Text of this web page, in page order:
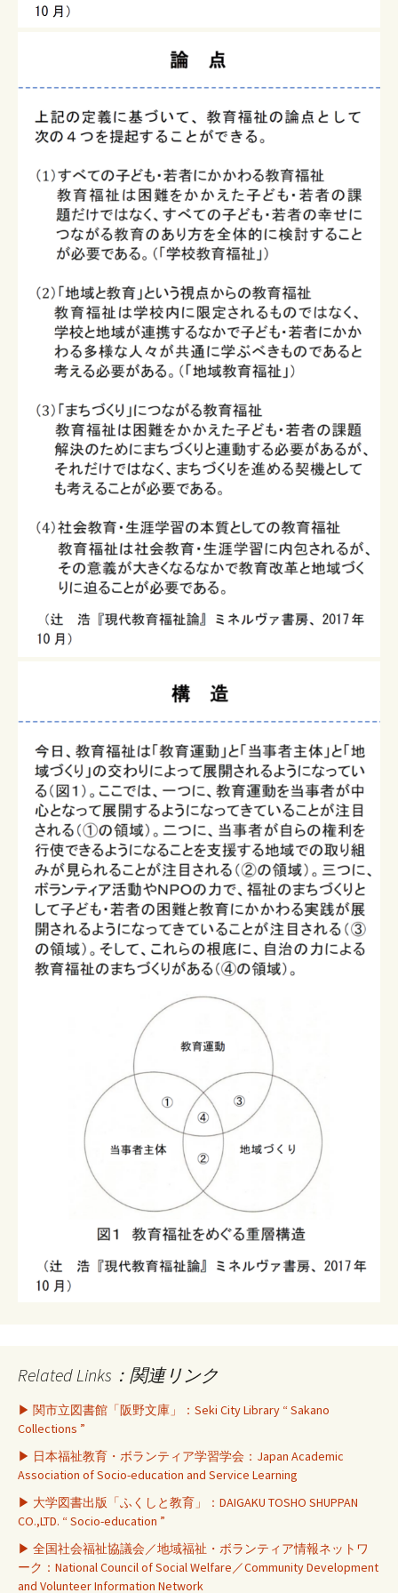
Related Links：関連リンク
▶ 関市立図書館「阪野文庫」：Seki City Library “ Sakano
Collections ”
▶ 日本福祉教育・ボランティア学習学会：Japan Academic
Association of Socio-education and Service Learning
▶ 大学図書出版「ふくしと教育」：DAIGAKU TOSHO SHUPPAN
CO.,LTD. “ Socio-education ”
▶ 全国社会福祉協議会／地域福祉・ボランティア情報ネットワ
ーク：National Council of Social Welfare／Community Development
and Volunteer Information Network